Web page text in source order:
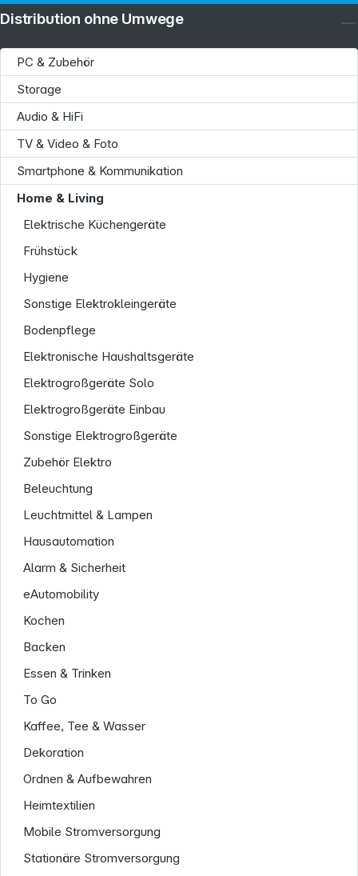
PC & Zubehör
Storage
Audio & HiFi
TV & Video & Foto
Smartphone & Kommunikation
Home & Living
Elektrische Küchengeräte
Frühstück
Hygiene
Sonstige Elektrokleingeräte
Bodenpflege
Elektronische Haushaltsgeräte
Elektrogroßgeräte Solo
Elektrogroßgeräte Einbau
Sonstige Elektrogroßgeräte
Zubehör Elektro
Beleuchtung
Leuchtmittel & Lampen
Hausautomation
Alarm & Sicherheit
eAutomobility
Kochen
Backen
Essen & Trinken
To Go
Kaffee, Tee & Wasser
Dekoration
Ordnen & Aufbewahren
Heimtextilien
Mobile Stromversorgung
Stationäre Stromversorgung
Distribution ohne Umwege